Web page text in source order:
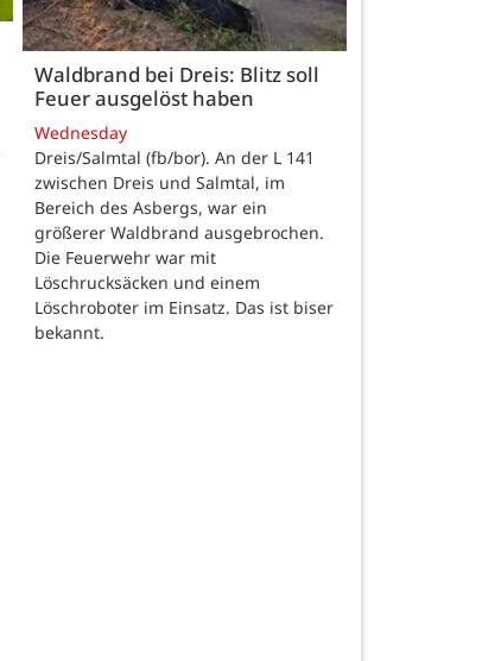
Waldbrand bei Dreis: Blitz soll
Feuer ausgelöst haben
Wednesday
Dreis/Salmtal (fb/bor). An der L 141
zwischen Dreis und Salmtal, im
Bereich des Asbergs, war ein
größerer Waldbrand ausgebrochen.
Die Feuerwehr war mit
Löschrucksäcken und einem
Löschroboter im Einsatz. Das ist biser
bekannt.